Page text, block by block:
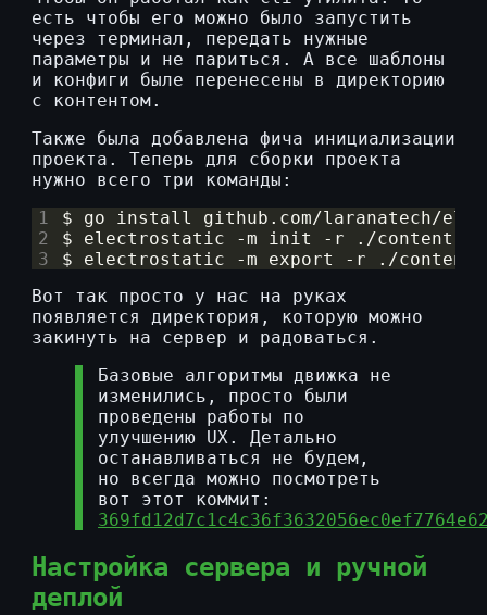
есть чтобы его можно было запустить
через терминал, передать нужные
параметры и не париться. А все шаблоны
и конфиги быле перенесены в директорию
с контентом.
Также была добавлена фича инициализации
проекта. Теперь для сборки проекта
нужно всего три команды:
1
$ go install github.com/laranatech/
2
$ electrostatic -m init -r ./content
3
$ electrostatic -m export -r ./content
Вот так просто у нас на руках
появляется директория, которую можно
закинуть на сервер и радоваться.
Базовые алгоритмы движка не
изменились, просто были
проведены работы по
улучшению UX. Детально
останавливаться не будем,
но всегда можно посмотреть
вот этот коммит:
Настройка сервера и ручной
деплой